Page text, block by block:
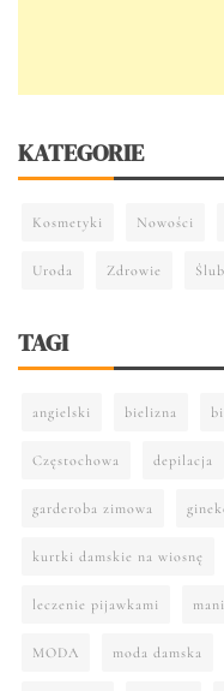
KATEGORIE
Kosmetyki Nowości
Uroda Zdrowie Ślub
TAGI
angielski bielizna
Częstochowa depilacja
garderoba zimowa
kurtki damskie na wiosnę
leczenie pijawkami
MODA moda damska